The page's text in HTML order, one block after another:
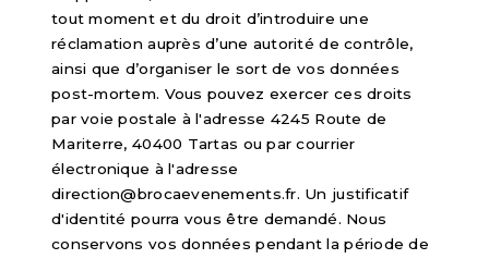
tout moment et du droit d’introduire une
réclamation auprès d’une autorité de contrôle,
ainsi que d’organiser le sort de vos données
post-mortem. Vous pouvez exercer ces droits
par voie postale à l'adresse 4245 Route de
Mariterre, 40400 Tartas ou par courrier
électronique à l'adresse
direction@brocaevenements.fr. Un justificatif
d'identité pourra vous être demandé. Nous
conservons vos données pendant la période de